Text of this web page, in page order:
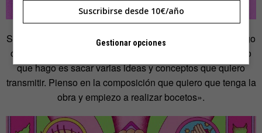
Su método de trabajo es parecido tanto si recibe un encargo
como si se trata de trabajos creativos propios. «Lo primero
que hago es sacar varias ideas y conceptos que quiero
transmitir. Pienso en la composición que quiero que tenga la
obra y empiezo a realizar bocetos».
Suscribirse desde 10€/año
Gestionar opciones